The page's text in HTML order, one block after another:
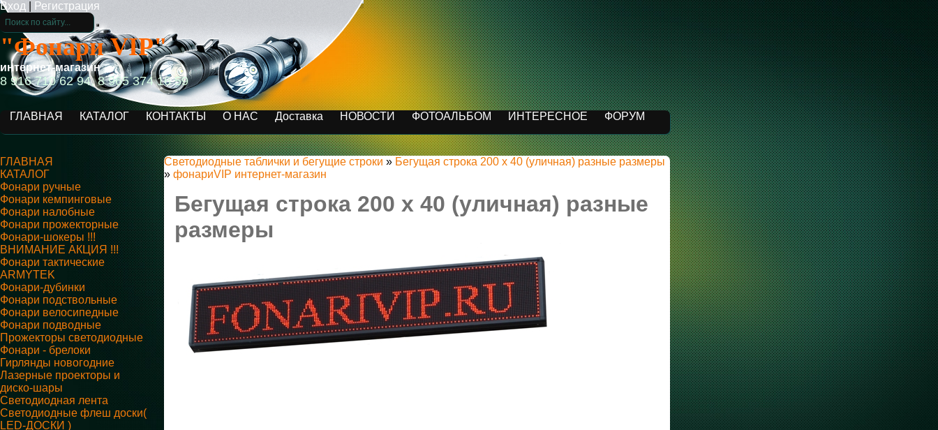
Вход Регистрация
"Фонари VIP"
интернет-магазин
8 916 710 62 94, 8 965 374 16 59
ГЛАВНАЯ КАТАЛОГ КОНТАКТЫ О НАС Доставка НОВОСТИ ФОТОАЛЬБОМ ИНТЕРЕСНОЕ ФОРУМ
ГЛАВНАЯ
КАТАЛОГ
Фонари ручные
Фонари кемпинговые
Фонари налобные
Фонари прожекторные
Фонари-шокеры !!!
ВНИМАНИЕ АКЦИЯ !!!
Фонари тактические
ARMYTEK
Фонари-дубинки
Фонари подствольные
Фонари велосипедные
Фонари подводные
Прожекторы светодиодные
Фонари - брелоки
Гирлянды новогодние
Лазерные проекторы и
диско-шары
Светодиодная лента
Светодиодные флеш доски(
LED-ДОСКИ )
Светодиодные таблички и бегущие строки » Бегущая строка 200 x 40 (уличная) разные размеры
» фонариVIP интернет-магазин
Бегущая строка 200 x 40 (уличная) разные
размеры